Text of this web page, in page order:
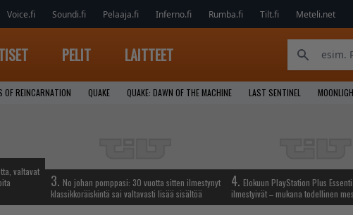
Voice.fi Soundi.fi Pelaaja.fi Inferno.fi Rumba.fi Tilt.fi Meteli.net
PELIT LAITTEET
OF REINCARNATION QUAKE QUAKE: DAWN OF THE MACHINE LAST SENTINEL
valtavat
3. No johan pomppasi: 30 vuotta sitten ilmestynyt
klassikkoräiskintä sai valtavasti lisää sisältöä
4. Elokuun PlayStation Plus
ilmestyivät – mukana todellinen